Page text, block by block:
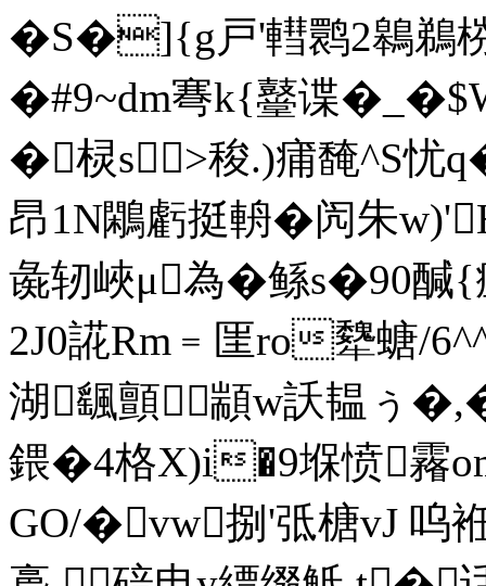
�S�]{g戸'轊鹮2鷎鵜
�#9~dm弿k{鼞谍�_
�棂s>稄.)痡馣^S忧
昂1N鷴虧挺輈�闶朱
彘轫峽μ為�鲧s�90醎{
2J0誮Rm﹦匩ro犩螗/
湖颻顫顓w訞韫ぅ
鍡�4格X)i�9堢愤霿
GO/�vw捌'弤榶vJ 呜袵